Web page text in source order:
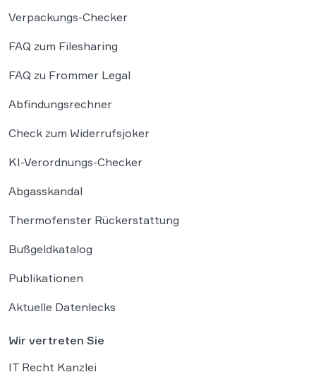
Verpackungs-Checker
FAQ zum Filesharing
FAQ zu Frommer Legal
Abfindungsrechner
Check zum Widerrufsjoker
KI-Verordnungs-Checker
Abgasskandal
Thermofenster Rückerstattung
Bußgeldkatalog
Publikationen
Aktuelle Datenlecks
Wir vertreten Sie
IT Recht Kanzlei